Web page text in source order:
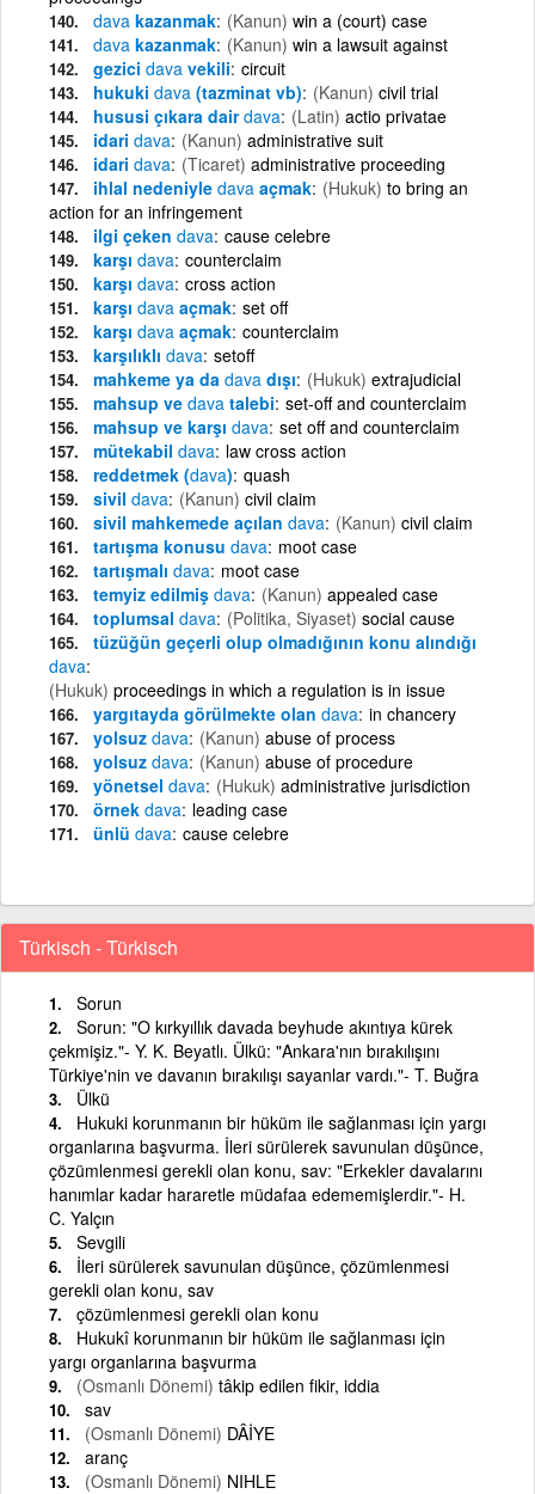
dava kazanmak (Kanun) win a (court) case
dava kazanmak (Kanun) win a lawsuit against
gezici dava vekili circuit
hukuki dava (tazminat vb) (Kanun) civil trial
hususi çıkara dairdava (Latin) actio privatae
idari dava (Kanun) administrative suit
idari dava (Ticaret) administrative proceeding
ihlal nedeniyle dava açmak (Hukuk) to bring an
action for an infringement
ilgi çeken dava cause celebre
karşı dava counterclaim
karşı dava cross action
karşı dava açmak set off
karşı dava açmak counterclaim
karşılıklı dava setoff
mahkeme ya da dava dışı (Hukuk) extrajudicial
mahsup ve dava talebi set-off and counterclaim
mahsup ve karşı dava set off and counterclaim
mütekabil dava law cross action
reddetmek (dava) quash
sivil dava (Kanun) civil claim
sivil mahkemede açılan dava (Kanun) civil claim
tartışma konusu dava moot case
tartışmalı dava moot case
temyiz edilmiş dava (Kanun) appealed case
toplumsal dava (Politika, Siyaset) social cause
tüzüğün geçerli olup olmadığının konu alındığı
dava
(Hukuk) proceedings in which a regulation is in issue
yargıtayda görülmekte olan dava in chancery
yolsuz dava (Kanun) abuse of process
yolsuz dava (Kanun) abuse of procedure
yönetsel dava (Hukuk) administrative jurisdiction
örnek dava leading case
ünlü dava cause celebre
Türkisch - Türkisch
Sorun
Sorun: "O kırkyıllık davada beyhude akıntıya kürek
çekmişiz."- Y. K. Beyatlı. Ülkü: "Ankara'nın bırakılışını
Türkiye'nin ve davanın bırakılışı sayanlar vardı."- T. Buğra
Ülkü
Hukuki korunmanın bir hüküm ile sağlanması için yargı
organlarına başvurma. İleri sürülerek savunulan düşünce,
çözümlenmesi gerekli olan konu, sav: "Erkekler davalarını
hanımlar kadar hararetle müdafaa edememişlerdir."- H.
C. Yalçın
Sevgili
İleri sürülerek savunulan düşünce, çözümlenmesi
gerekli olan konu, sav
çözümlenmesi gerekli olan konu
Hukukî korunmanın bir hüküm ile sağlanması için
yargı organlarına başvurma
(Osmanlı Dönemi) tâkip edilen fikir, iddia
sav
(Osmanlı Dönemi) DÂİYE
aranç
(Osmanlı Dönemi) NIHLE